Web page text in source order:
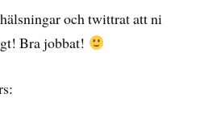
och twittrat att ni
Bra jobbat!